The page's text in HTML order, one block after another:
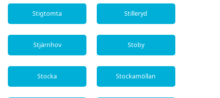
Stigtomta Stilleryd
Stjärnhov Stoby
Stocka Stockamöllan